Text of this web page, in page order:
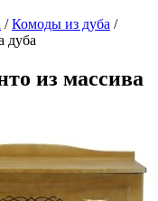
/Комоды из дуба /
дуба
из массива